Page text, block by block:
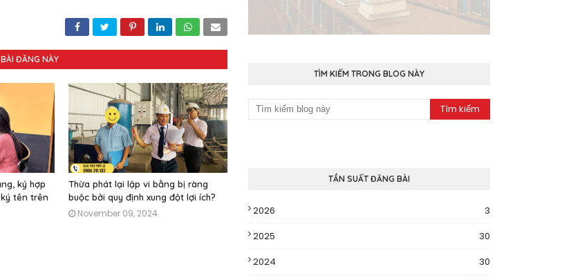
ĐĂNG NÀY
ký hợp
tên trên
Thừa phát lại lập vi bằng bị ràng
buộc bởi quy định xung đột lợi ích?
November 09, 2024
TÌM KIẾM TRONG BLOG NÀY
TẦN SUẤT ĐĂNG BÀI
2026
3
2025
30
2024
30